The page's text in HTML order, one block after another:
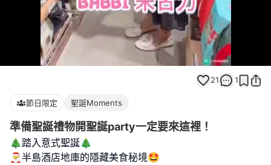
100.00%
21 1
節日限定 聖誕Moments
準備聖誕禮物開聖誕party一定要來這裡！
🎄踏入意式聖誕🎄
🎅半島酒店地庫的隱藏美食秘境🤩